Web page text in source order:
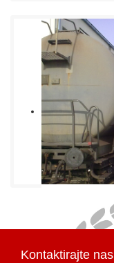
Kontaktirajte nas